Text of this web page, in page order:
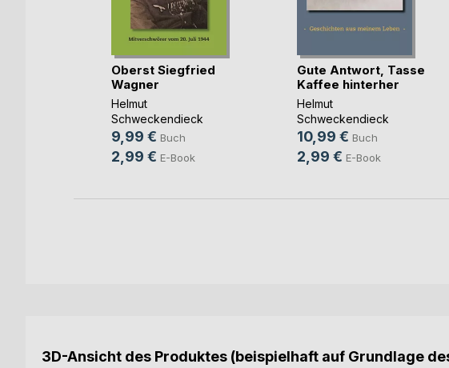
Oberst Siegfried
Wagner
Helmut
Schweckendieck
9,99 € Buch
2,99 € E-Book
Gute Antwort, Tasse
Kaffee hinterher
Helmut
Schweckendieck
10,99 € Buch
2,99 € E-Book
3D-Ansicht des Produktes (beispielhaft auf Grundlage